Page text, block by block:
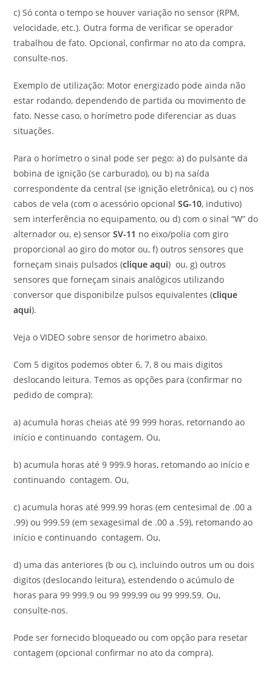
c) Só conta o tempo se houver variação no sensor (RPM,
velocidade, etc.). Outra forma de verificar se operador
trabalhou de fato. Opcional, confirmar no ato da compra,
consulte-nos.
Exemplo de utilização: Motor energizado pode ainda não
estar rodando, dependendo de partida ou movimento de
fato. Nesse caso, o horímetro pode diferenciar as duas
situações.
Para o horímetro o sinal pode ser pego: a) do pulsante da
bobina de ignição (se carburado), ou b) na saída
correspondente da central (se ignição eletrônica), ou c) nos
cabos de vela (com o acessório opcionalSG-10, indutivo)
sem interferência no equipamento, ou d) com o sinal “W” do
alternador ou, e) sensorSV-11 no eixo/polia com giro
proporcional ao giro do motor ou, f) outros sensores que
forneçam sinais pulsados (clique aqui) ou, g) outros
sensores que forneçam sinais analógicos utilizando
conversor que disponibilze pulsos equivalentes (clique
aqui).
Veja o VIDEO sobre sensor de horimetro abaixo.
Com 5 digitos podemos obter 6, 7, 8 ou mais digitos
deslocando leitura. Temos as opções para (confirmar no
pedido de compra):
a) acumula horas cheias até 99 999 horas, retornando ao
início e continuando contagem. Ou,
b) acumula horas até 9 999.9 horas, retomando ao início e
continuando contagem. Ou,
c) acumula horas até 999.99 horas (em centesimal de .00 a
.99) ou 999.59 (em sexagesimal de .00 a .59), retomando ao
início e continuando contagem. Ou,
d) uma das anteriores (b ou c), incluindo outros um ou dois
digitos (deslocando leitura), estendendo o acúmulo de
horas para 99 999.9 ou 99 999,99 ou 99 999.59. Ou,
consulte-nos.
Pode ser fornecido bloqueado ou com opção para resetar
contagem (opcional confirmar no ato da compra).